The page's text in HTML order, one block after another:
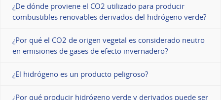
¿De dónde proviene el CO2 utilizado para producir
combustibles renovables derivados del hidrógeno verde?
¿Por qué el CO2 de origen vegetal es considerado neutro
en emisiones de gases de efecto invernadero?
¿El hidrógeno es un producto peligroso?
¿Por qué producir hidrógeno verde y derivados puede ser